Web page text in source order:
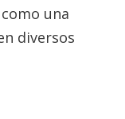
una
diversos